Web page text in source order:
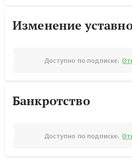
Изменение
Доступно по подписке.
Банкротство
Доступно по подписке.